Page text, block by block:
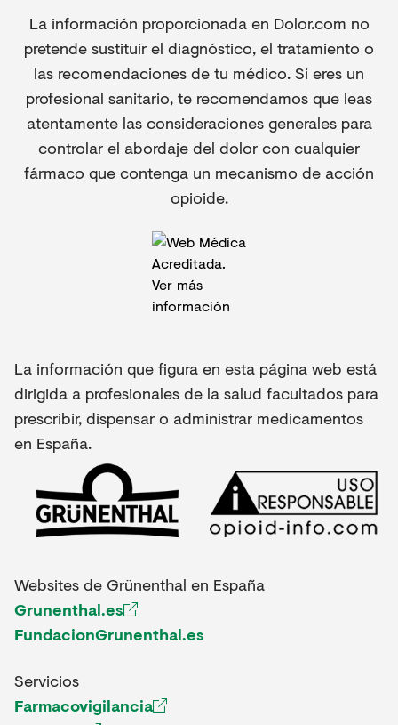
La información proporcionada en Dolor.com no
pretende sustituir el diagnóstico, el tratamiento o
las recomendaciones de tu médico. Si eres un
profesional sanitario, te recomendamos que leas
atentamente las consideraciones generales para
controlar el abordaje del dolor con cualquier
fármaco que contenga un mecanismo de acción
opioide.
La información que figura en esta página web está
dirigida a profesionales de la salud facultados para
prescribir, dispensar o administrar medicamentos
en España.
Websites de Grünenthal en España
Grunenthal.es
FundacionGrunenthal.es
Servicios
Farmacovigilancia